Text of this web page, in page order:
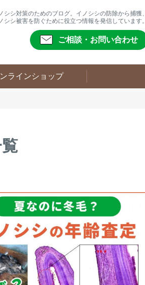
シ対策のためのブログ。イノシシの防除から捕獲、
シシ被害を防ぐために役立つ情報を発信しています。
ご相談・お問い合わせ
ラインショップ